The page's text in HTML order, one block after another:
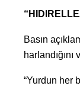
Basın
“Yurdun her